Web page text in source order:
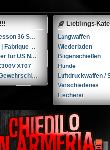
Smith & Wesson 36 SB .38 Spl.
FN Herstal | Fabrique Nationale HiPower 9x19mm Parabellum/Luger/NATO
Helmadapter für US Navy HGU-68/P und JHMCS Nachtsichtgeräte
XT07
Thune X.9 Gewehrschiessschuhe (42)
Lieblings-
Langwaffen
Wiederladen
Bogenschießen
Hunde
Luftdruckwaffen /
Verschiedenes
Fischerei